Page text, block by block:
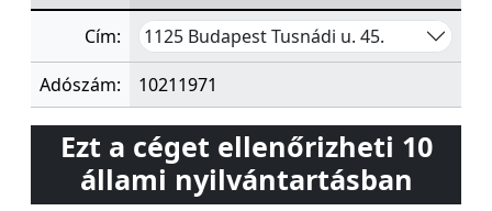
Cím: 1125 Budapest Tusnádi u. 45.
Adószám: 10211971
Ezt a céget ellenőrizheti 10
állami nyilvántartásban